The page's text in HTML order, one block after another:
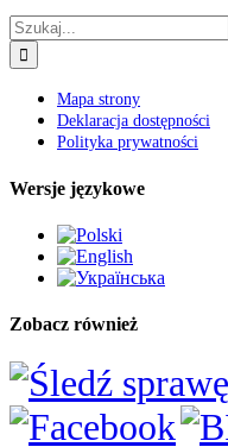
Szukaj
Mapa strony
Deklaracja dostępności
Polityka prywatności
Wersje językowe
Zobacz również